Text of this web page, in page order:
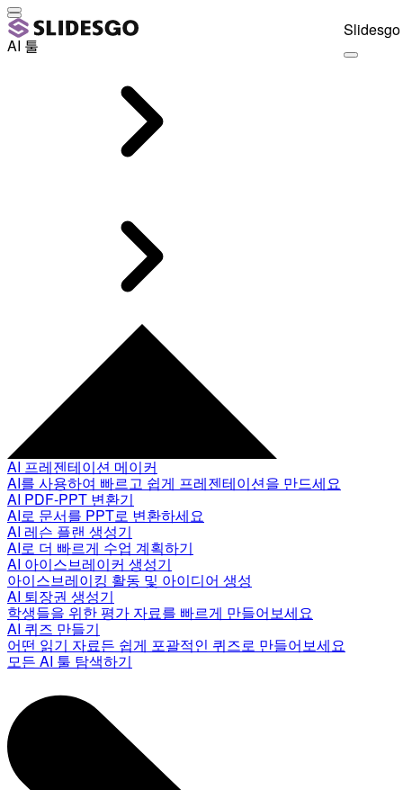
AI 툴
AI 프레젠테이션 메이커
AI를 사용하여 빠르고 쉽게 프레젠테이션을 만드세요
AI PDF-PPT 변환기
AI로 문서를 PPT로 변환하세요
AI 레슨 플랜 생성기
AI로 더 빠르게 수업 계획하기
AI 아이스브레이커 생성기
아이스브레이킹 활동 및 아이디어 생성
AI 퇴장권 생성기
학생들을 위한 평가 자료를 빠르게 만들어보세요
AI 퀴즈 만들기
어떤 읽기 자료든 쉽게 포괄적인 퀴즈로 만들어보세요
모든 AI 툴 탐색하기